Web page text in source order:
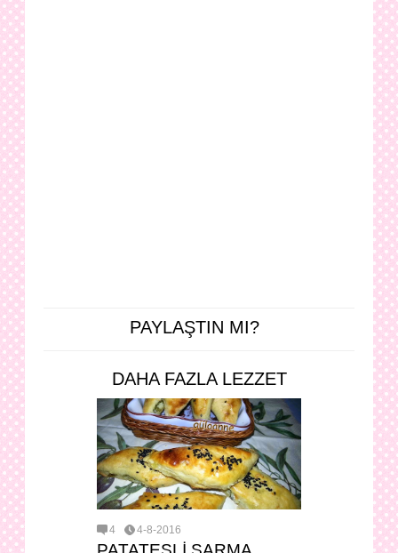
PAYLAŞTIN MI?
DAHA FAZLA LEZZET
4 4-8-2016